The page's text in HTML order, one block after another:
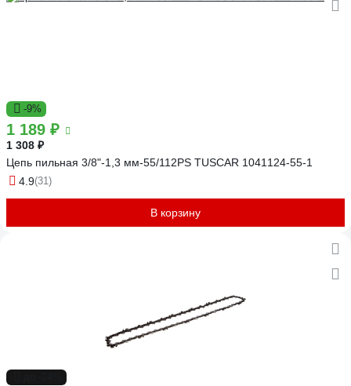
-9%
1 189 ₽
1 308 ₽
Цепь пильная 3/8"-1,3 мм-55/112PS TUSCAR 1041124-55-1
4.9(31)
В корзину